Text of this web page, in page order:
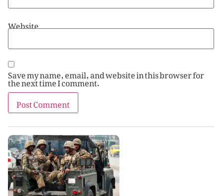
Website
Save my name, email, and website in this browser for
the next time I comment.